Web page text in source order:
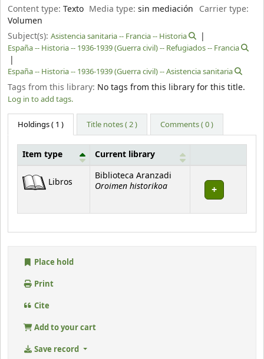
Content type: Texto Media type:sin mediación Carrier type:
Volumen
Subject(s): Asistencia sanitaria -- Francia -- Historia
España -- Historia -- 1936-1939 (Guerra civil) -- Refugiados -- Francia
España -- Historia -- 1936-1939 (Guerra civil) -- Asistencia sanitaria
Tags from this library: No tags from this library for this title.
Log in to add tags.
Holdings( 1 ) Title notes ( 2 ) Comments ( 0 )
Holdings
Item type Current library
Libros
Biblioteca Aranzadi
Oroimen historikoa
Place hold
Print
Cite
Add to your cart
Save record